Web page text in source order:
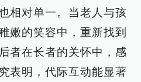
相对单一。当老人与孩
嫩的笑容中，重新找到
者在长者的关怀中，感
表明，代际互动能显著